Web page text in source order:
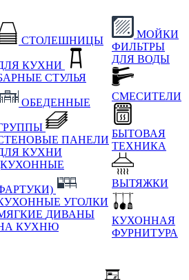
СТОЛЕШНИЦЫ
КУХНИ
СТУЛЬЯ
ОБЕДЕННЫЕ
ПАНЕЛИ
КУХНИ
УГОЛКИ
ДИВАНЫ
КУХНЮ
МОЙКИ
ФИЛЬТРЫ
ДЛЯ ВОДЫ
СМЕСИТЕЛИ
БЫТОВАЯ
ТЕХНИКА
ВЫТЯЖКИ
КУХОННАЯ
ФУРНИТУРА